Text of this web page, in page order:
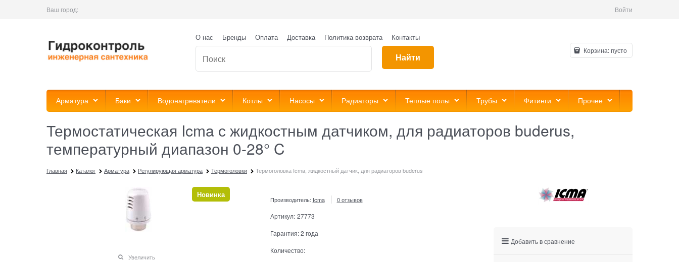
Ваш город: Войти
О нас Бренды Оплата Доставка Политика возврата Контакты
Найти
Корзина:пусто
Арматура Баки Водонагреватели Котлы Насосы Радиаторы Теплые полы Трубы Фитинги Прочее
Термостатическая Icma с жидкостным датчиком, для радиаторов buderus,
температурный диапазон 0-28° C
Главная Каталог Арматура Регулирующая арматура Термоголовки Термоголовка Icma, жидкостный датчик, для радиаторов buderus
Новинка
Увеличить
Производитель: Icma 0 отзывов
Артикул: 27773
Гарантия:2 года
Количество:
Добавить в сравнение